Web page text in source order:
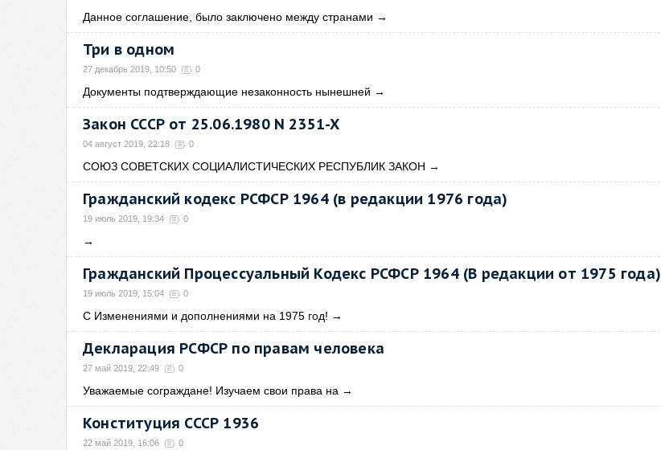
Данное соглашение, было заключено между странами →
Три в одном
27 декабрь 2019, 10:50 0
Документы подтверждающие незаконность нынешней →
Закон СССР от 25.06.1980 N 2351-X
04 август 2019, 22:18 0
СОЮЗ СОВЕТСКИХ СОЦИАЛИСТИЧЕСКИХ РЕСПУБЛИК ЗАКОН →
Гражданский кодекс РСФСР 1964 (в редакции 1976 года)
19 июль 2019, 19:34 0
→
Гражданский Процессуальный Кодекс РСФСР 1964 (В редакции от 1975 года)
19 июль 2019, 15:04 0
С Изменениями и дополнениями на 1975 год! →
Декларация РСФСР по правам человека
27 май 2019, 22:49 0
Уважаемые сограждане! Изучаем свои права на →
Конституция СССР 1936
22 май 2019, 16:06 0